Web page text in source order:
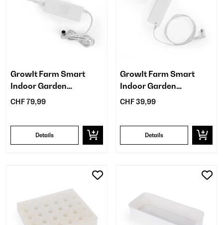
GrowIt Farm Smart
Indoor Garden
Ersatznetzteil
CHF 79,99
Details
GrowIt Farm Smart
Indoor Garden
Ersatznetzteil
CHF 39,99
Details